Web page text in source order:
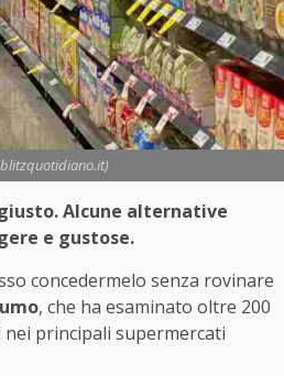
Alcune alternative
e gustose.
concedermelo senza rovinare
, che ha esaminato oltre 200
principali supermercati